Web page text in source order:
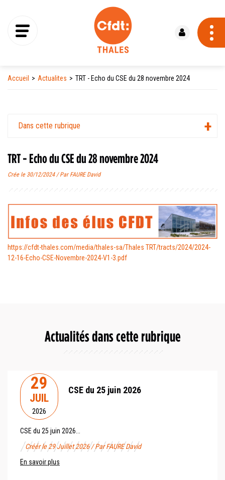
Accueil Actualites TRT - Echo du CSE du 28 novembre 2024
Dans cette rubrique
TRT - Echo du CSE du 28 novembre 2024
Crée le 30/12/2024 / Par FAURE David
https://cfdt-thales.com/media/thales-sa/Thales TRT/tracts/2024/2024-
12-16-Echo-CSE-Novembre-2024-V1-3.pdf
Actualités dans cette rubrique
29
JUIL
2026
CSE du 25 juin 2026
CSE du 25 juin 2026...
Créér le 29 Juillet 2026 / Par FAURE David
En savoir plus